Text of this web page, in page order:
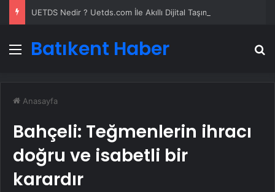
Menü
Batıkent Haber
Anasayfa
Bahçeli: Teğmenlerin ihracı
doğru ve isabetli bir
karardır